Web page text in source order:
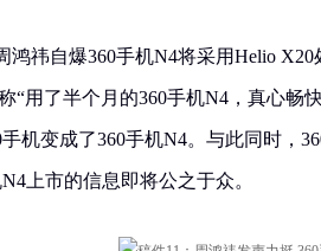
鸿祎自爆360手机N4将采用Helio
“用了半个月的360手机N4，真心畅
机变成了360手机N4。与此同时，
上市的信息即将公之于众。